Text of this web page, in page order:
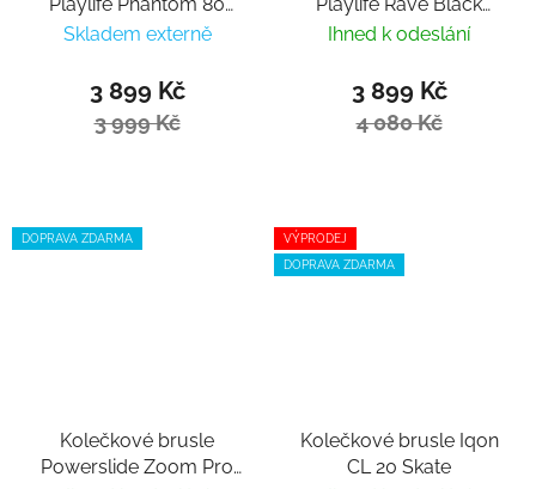
Playlife Phantom 80
Black
Skladem externě
3 899 Kč
3 999 Kč
Playlife Rave Black
Trinity 80
Ihned k odeslání
3 899 Kč
4 080 Kč
DOPRAVA ZDARMA
Kolečkové brusle
Powerslide Zoom Pro
VÝPRODEJ
DOPRAVA ZDARMA
Kolečkové brusle Iqon
CL 20 Skate